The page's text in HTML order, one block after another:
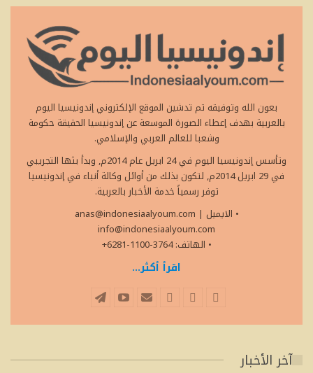
بعون الله وتوفيقه تم تدشين الموقع الإلكتروني إندونيسيا اليوم
بالعربية بهدف إعطاء الصورة الموسعة عن إندونيسيا الحقيقة حكومة
وشعبا للعالم العربي والإسلامي.
وتأسس إندونيسيا اليوم في 24 ابريل عام 2014م, وبدأ بثها التجريبي
في 29 ابريل 2014م, لتكون بذلك من أوائل وكالة أنباء في إندونيسيا
توفر رسمياً خدمة الأخبار بالعربية.
• الايميل
anas@indonesiaalyoum.com |
info@indonesiaalyoum.com
• الهاتف: 3764-1100-6281+
اقرأ أكثر...
آخر الأخبار